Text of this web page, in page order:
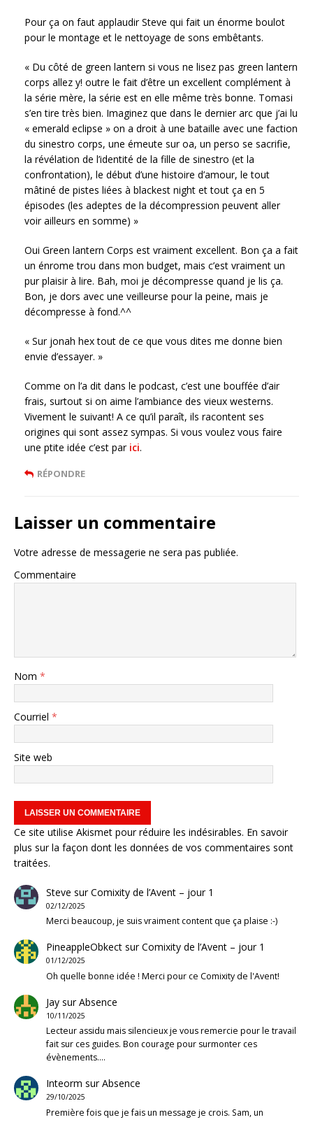
Pour ça on faut applaudir Steve qui fait un énorme boulot
pour le montage et le nettoyage de sons embêtants.
« Du côté de green lantern si vous ne lisez pas green lantern
corps allez y! outre le fait d’être un excellent complément à
la série mère, la série est en elle même très bonne. Tomasi
s’en tire très bien. Imaginez que dans le dernier arc que j’ai lu
« emerald eclipse » on a droit à une bataille avec une faction
du sinestro corps, une émeute sur oa, un perso se sacrifie,
la révélation de l’identité de la fille de sinestro (et la
confrontation), le début d’une histoire d’amour, le tout
mâtiné de pistes liées à blackest night et tout ça en 5
épisodes (les adeptes de la décompression peuvent aller
voir ailleurs en somme) »
Oui Green lantern Corps est vraiment excellent. Bon ça a fait
un énrome trou dans mon budget, mais c’est vraiment un
pur plaisir à lire. Bah, moi je décompresse quand je lis ça.
Bon, je dors avec une veilleurse pour la peine, mais je
décompresse à fond.^^
« Sur jonah hex tout de ce que vous dites me donne bien
envie d’essayer. »
Comme on l’a dit dans le podcast, c’est une bouffée d’air
frais, surtout si on aime l’ambiance des vieux westerns.
Vivement le suivant! A ce qu’il paraît, ils racontent ses
origines qui sont assez sympas. Si vous voulez vous faire
une ptite idée c’est par ici.
RÉPONDRE
Laisser un commentaire
Votre adresse de messagerie ne sera pas publiée.
Commentaire
Nom *
Courriel *
Site web
Ce site utilise Akismet pour réduire les indésirables. En savoir
plus sur la façon dont les données de vos commentaires sont
traitées.
Steve surComixity de l’Avent – jour 1
02/12/2025
Merci beaucoup, je suis vraiment content que ça plaise :-)
PineappleObkectsurComixity de l’Avent – jour 1
01/12/2025
Oh quelle bonne idée ! Merci pour ce Comixity de l'Avent!
JaysurAbsence
10/11/2025
Lecteur assidu mais silencieux je vous remercie pour le travail
fait sur ces guides. Bon courage pour surmonter ces
évènements.…
Inteorm surAbsence
29/10/2025
Première fois que je fais un message je crois. Sam, un